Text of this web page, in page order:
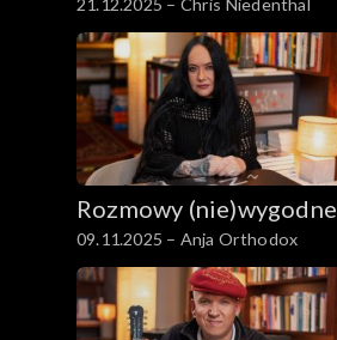
Rozmowy (nie)wygodne
09.11.2025 – Anja Orthodox